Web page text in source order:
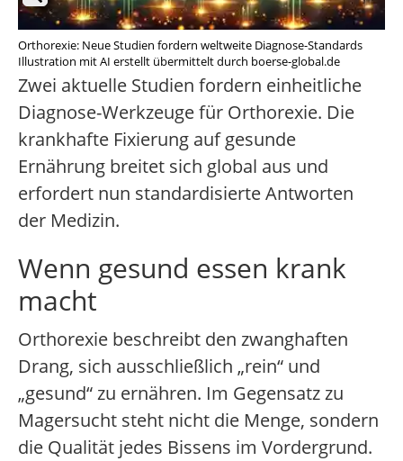
Orthorexie: Neue Studien fordern weltweite Diagnose-Standards
Illustration mit AI erstellt übermittelt durch boerse-global.de
Zwei aktuelle Studien fordern einheitliche
Diagnose-Werkzeuge für Orthorexie. Die
krankhafte Fixierung auf gesunde
Ernährung breitet sich global aus und
erfordert nun standardisierte Antworten
der Medizin.
Wenn gesund essen krank
macht
Orthorexie beschreibt den zwanghaften
Drang, sich ausschließlich „rein“ und
„gesund“ zu ernähren. Im Gegensatz zu
Magersucht steht nicht die Menge, sondern
die Qualität jedes Bissens im Vordergrund.